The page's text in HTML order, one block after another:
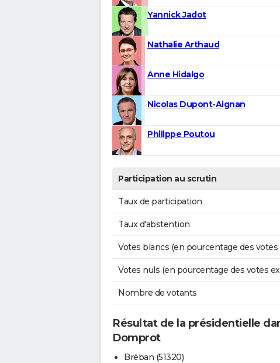
Yannick Jadot
Nathalie Arthaud
Anne Hidalgo
Nicolas Dupont-Aignan
Philippe Poutou
Participation au scrutin
Taux de participation
Taux d'abstention
Votes blancs (en pourcentage des
Votes nuls (en pourcentage des votes
Nombre de votants
Résultat de la présidentielle
Domprot
Bréban (51320)